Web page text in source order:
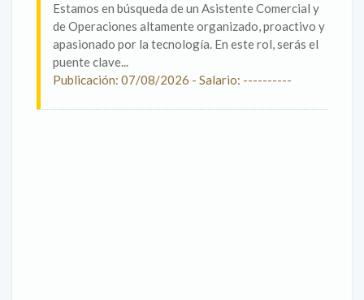
Estamos en búsqueda de un Asistente Comercial y
de Operaciones altamente organizado, proactivo y
apasionado por la tecnología. En este rol, serás el
puente clave...
Publicación: 07/08/2026 - Salario: ----------